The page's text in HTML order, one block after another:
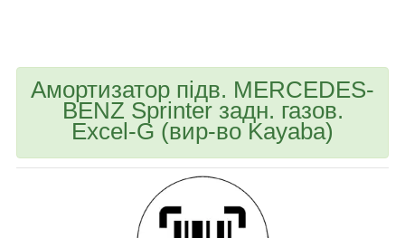
Амортизатор підв. MERCEDES-
BENZ Sprinter задн. газов.
Excel-G (вир-во Kayaba)